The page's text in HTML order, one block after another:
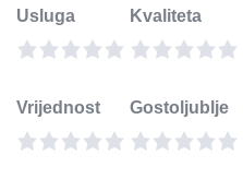
Usluga Kvaliteta
Vrijednost Gostoljublje